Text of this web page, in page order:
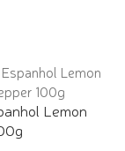
Lemon